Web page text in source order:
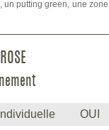
un putting green, une
OUI